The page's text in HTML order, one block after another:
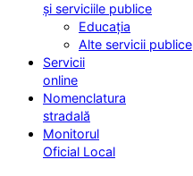
și serviciile publice
Educația
Alte servicii publice
Servicii
online
Nomenclatura
stradală
Monitorul
Oficial Local